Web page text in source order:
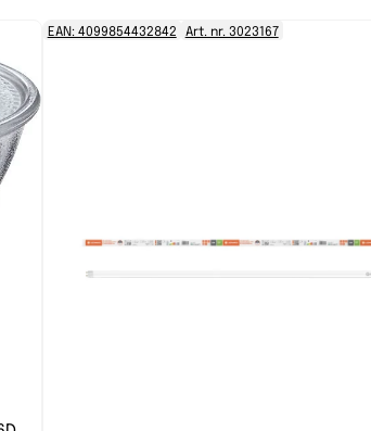
EAN: 4099854432842 Art. nr. 3023167